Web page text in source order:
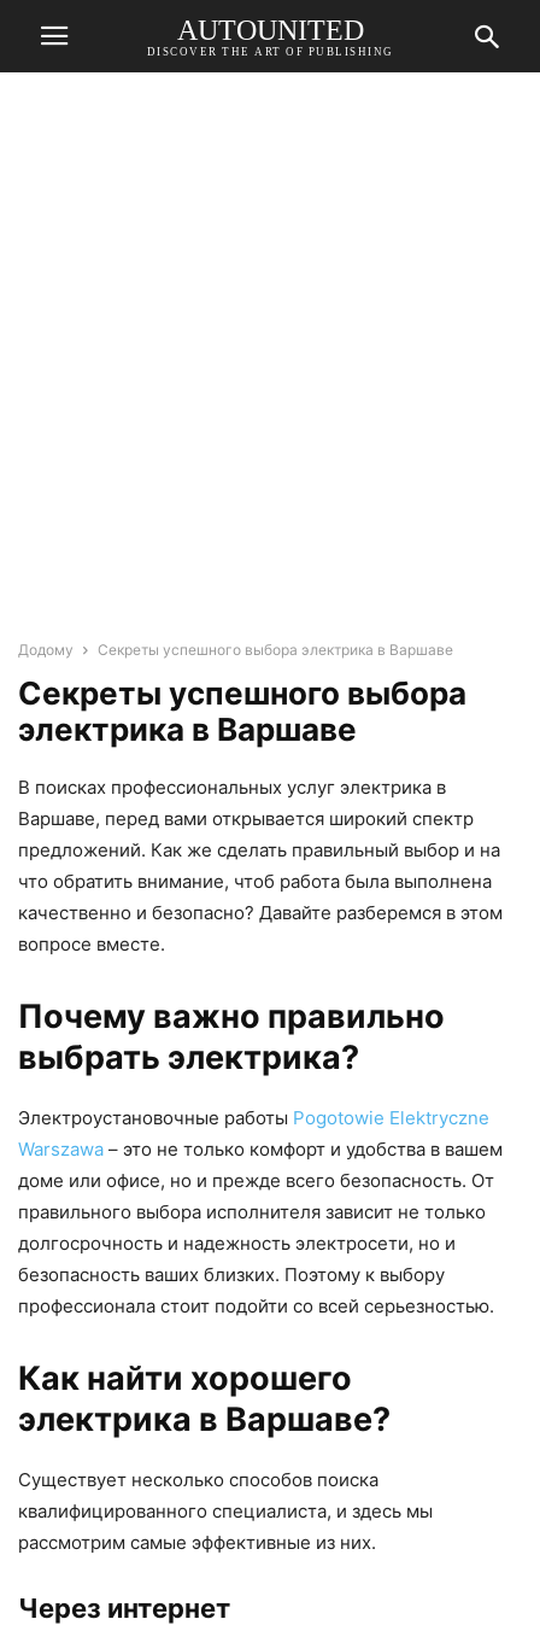
AUTOUNITED
DISCOVER THE ART OF PUBLISHING
Додому Секреты успешного выбора электрика в Варшаве
Секреты успешного выбора
электрика в Варшаве
В поисках профессиональных услуг электрика в
Варшаве, перед вами открывается широкий спектр
предложений. Как же сделать правильный выбор и на
что обратить внимание, чтоб работа была выполнена
качественно и безопасно? Давайте разберемся в этом
вопросе вместе.
Почему важно правильно
выбрать электрика?
Электроустановочные работы Pogotowie Elektryczne
Warszawa – это не только комфорт и удобства в вашем
доме или офисе, но и прежде всего безопасность. От
правильного выбора исполнителя зависит не только
долгосрочность и надежность электросети, но и
безопасность ваших близких. Поэтому к выбору
профессионала стоит подойти со всей серьезностью.
Как найти хорошего
электрика в Варшаве?
Существует несколько способов поиска
квалифицированного специалиста, и здесь мы
рассмотрим самые эффективные из них.
Через интернет